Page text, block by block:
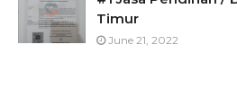
Timur
June 21, 2022